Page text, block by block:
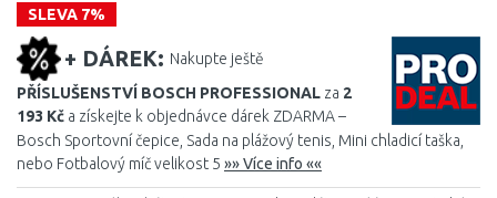
SLEVA 7%
+ DÁREK: Nakupte ještě
PŘÍSLUŠENSTVÍ BOSCH PROFESSIONAL za 2
193 Kč a získejte k objednávce dárek ZDARMA –
Bosch Sportovní čepice, Sada na plážový tenis, Mini chladicí taška,
nebo Fotbalový míč velikost 5 »» Více info ««